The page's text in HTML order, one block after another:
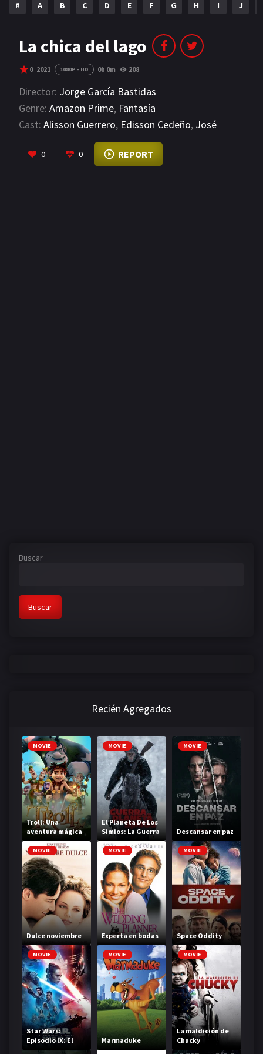
AÑOS
2023
2021 2020
2019 2018
2002 2001
# A B C D E F G H I J
La chica del lago
0 2021 1080P - HD 0h 0m 208
Director: Jorge García Bastidas
Genre: Amazon Prime, Fantasía
Cast: Alisson Guerrero, Edisson Cedeño, José
0 0 REPORT
Buscar
Buscar
Recién Agregados
MOVIE
Troll: Una
aventura mágica
MOVIE
El Planeta De Los
Simios: La Guerra
MOVIE
Descansar en paz
MOVIE
Dulce noviembre
MOVIE
Experta en bodas
MOVIE
Space Oddity
MOVIE
Star Wars:
Episodio IX: El
ascenso de
MOVIE
Marmaduke
MOVIE
La maldición de
Chucky